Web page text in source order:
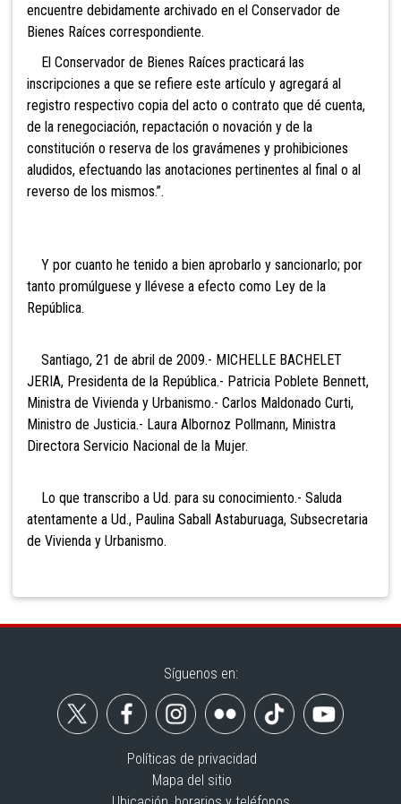
encuentre debidamente archivado en el Conservador de
Bienes Raíces correspondiente.
El Conservador de Bienes Raíces practicará las
inscripciones a que se refiere este artículo y agregará al
registro respectivo copia del acto o contrato que dé cuenta,
de la renegociación, repactación o novación y de la
constitución o reserva de los gravámenes y prohibiciones
aludidos, efectuando las anotaciones pertinentes al final o al
reverso de los mismos.”.
Y por cuanto he tenido a bien aprobarlo y sancionarlo; por
tanto promúlguese y llévese a efecto como Ley de la
República.
Santiago, 21 de abril de 2009.- MICHELLE BACHELET
JERIA, Presidenta de la República.- Patricia Poblete Bennett,
Ministra de Vivienda y Urbanismo.- Carlos Maldonado Curti,
Ministro de Justicia.- Laura Albornoz Pollmann, Ministra
Directora Servicio Nacional de la Mujer.
Lo que transcribo a Ud. para su conocimiento.- Saluda
atentamente a Ud., Paulina Saball Astaburuaga, Subsecretaria
de Vivienda y Urbanismo.
Síguenos en:
Políticas de privacidad
Mapa del sitio